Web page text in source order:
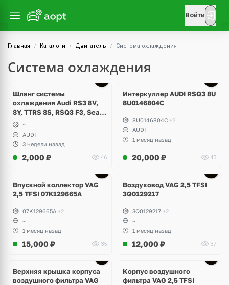
Войти
Главная Каталоги Двигатель Система охлаждения
Система охлаждения
Шланг системы
охлаждения Audi RS3 8V,
8Y, TTRS 8S, RSQ3 F3, Seat
Formentor Cupra 2.5 TFSI
DAZA, DNWA, CZGB
~
AUDI
3 недели назад
2,000 ₽ 46
Интеркуллер AUDI RSQ3 8U
8U0146804C
8U0146804C +2
AUDI
1 месяц назад
20,000 ₽ 43
Впускной коллектор VAG
2,5 TFSI 07K129665A
07K129665A +2
~
1 месяц назад
15,000 ₽ 35
Воздуховод VAG 2,5 TFSI
3Q0129217
3Q0129217 +2
~
1 месяц назад
12,000 ₽ 37
Верхняя крышка корпуса
воздушного фильтра VAG
Корпус воздушного
фильтра VAG 2,5 TFSI